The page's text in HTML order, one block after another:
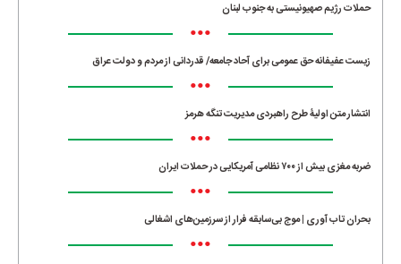
حملات رژیم صهیونیستی به جنوب لبنان
•••
زیست عفیفانه حق عمومی برای آحاد جامعه/ قدردانی از مردم و دولت عراق
•••
انتشار متن اولیۀ طرح راهبردی مدیریت تنگه هرمز
•••
ضربه مغزی بیش از ۷۰۰ نظامی آمریکایی در حملات ایران
•••
بحران تاب آوری | موج بی‌سابقه فرار از سرزمین‌های اشغالی
•••